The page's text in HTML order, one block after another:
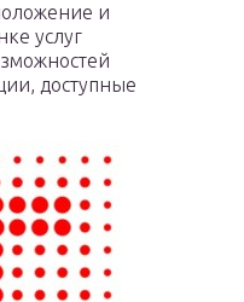
и
услуг
доступные